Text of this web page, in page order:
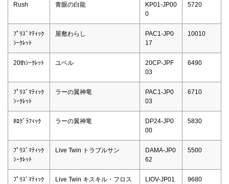
Rush 青眼の白龍
KP01-JP00
0
5720
ﾌﾟﾘｽﾞﾏﾃｨｯｸ
ｼｰｸﾚｯﾄ
屋敷わらし
PAC1-JP0
17
10010
20thｼｰｸﾚｯﾄ ユベル
20CP-JPF
03
6490
ﾌﾟﾘｽﾞﾏﾃｨｯｸ
ｼｰｸﾚｯﾄ
ラーの翼神竜
PAC1-JP0
03
6710
ﾎﾛｸﾞﾗﾌｨｯｸ ラーの翼神竜
DP24-JP0
00
5830
ﾌﾟﾘｽﾞﾏﾃｨｯｸ
ｼｰｸﾚｯﾄ
Live Twin トラブルサン
DAMA-JP0
62
5500
ﾌﾟﾘｽﾞﾏﾃｨｯｸ
Live Twin キスキル・フロス
LIOV-JP01
9680